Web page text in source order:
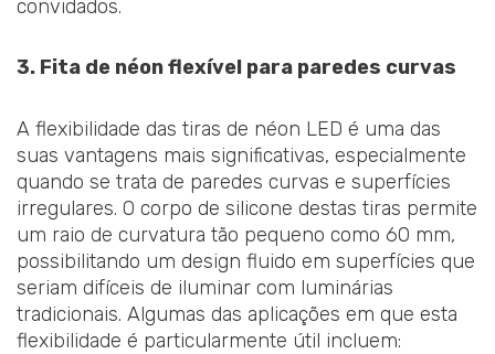
convidados.
3. Fita de néon flexível para paredes curvas
A flexibilidade das tiras de néon LED é uma das
suas vantagens mais significativas, especialmente
quando se trata de paredes curvas e superfícies
irregulares. O corpo de silicone destas tiras permite
um raio de curvatura tão pequeno como 60 mm,
possibilitando um design fluido em superfícies que
seriam difíceis de iluminar com luminárias
tradicionais. Algumas das aplicações em que esta
flexibilidade é particularmente útil incluem: